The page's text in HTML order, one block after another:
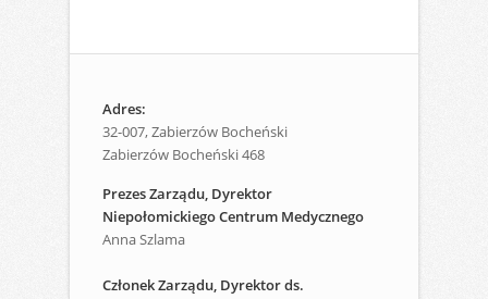
Adres:
32-007, Zabierzów Bocheński
Zabierzów Bocheński 468
Prezes Zarządu, Dyrektor
Niepołomickiego Centrum Medycznego
Anna Szlama
Członek Zarządu, Dyrektor ds.